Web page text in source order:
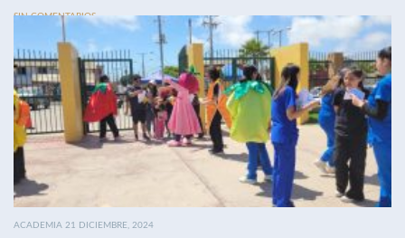
SIN COMENTARIOS
ACADEMIA 21 DICIEMBRE, 2024